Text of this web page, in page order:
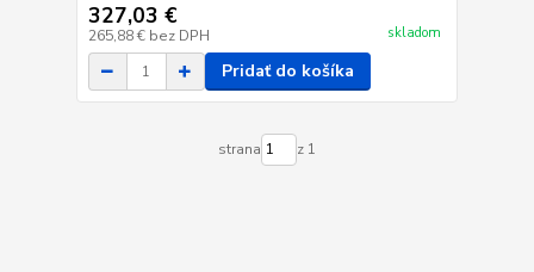
327,03 €
265,88 € bez DPH skladom
Pridať do košíka
strana z 1